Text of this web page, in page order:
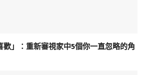
歡」：重新審視家中5個你一直忽略的角